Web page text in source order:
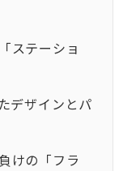
ステーショ
デザインとパ
けの「フラ